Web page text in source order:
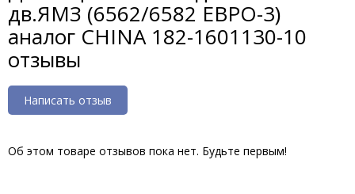
дв.ЯМЗ (6562/6582 ЕВРО-3)
аналог CHINA 182-1601130-10
отзывы
Написать отзыв
Об этом товаре отзывов пока нет. Будьте первым!